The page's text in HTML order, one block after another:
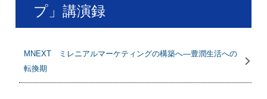
プ」講演録
MNEXT ミレニアルマーケティングの構築へ―豊潤生活への
転換期